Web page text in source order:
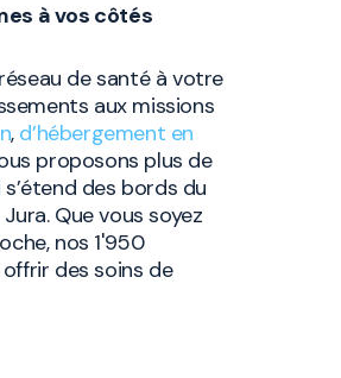
à vos côtés
de santé à votre
aux missions
, d’hébergement en
proposons plus de
des bords du
Que vous soyez
nos 1'950
des soins de